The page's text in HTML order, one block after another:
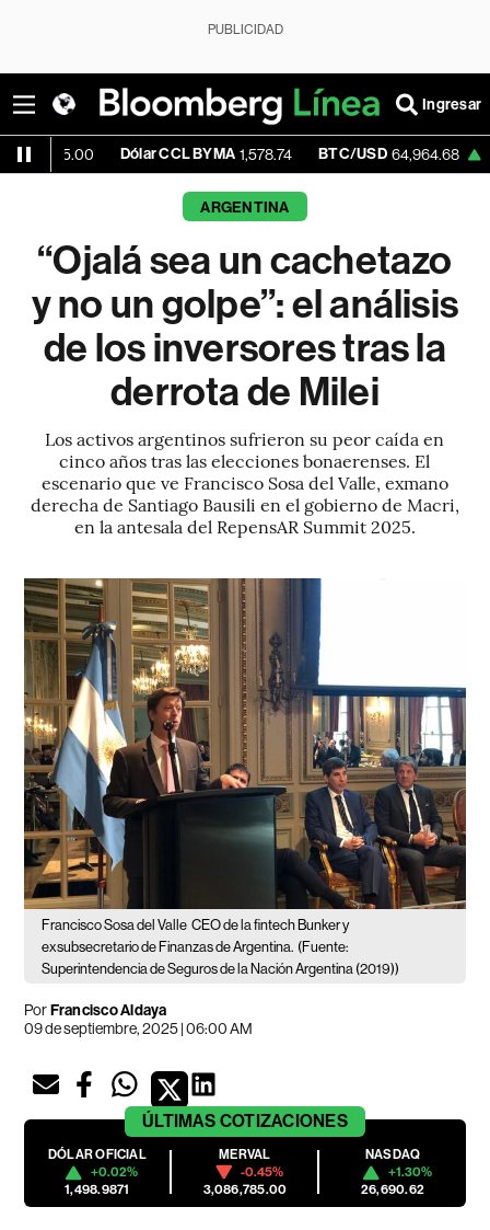
PUBLICIDAD
Ingresar
Dólar CCL BYMA 1,578.74 BTC/USD 64,964.68 +0.05%
ARGENTINA
“Ojalá sea un cachetazo
y no un golpe”: el análisis
de los inversores tras la
derrota de Milei
Los activos argentinos sufrieron su peor caída en
cinco años tras las elecciones bonaerenses. El
escenario que ve Francisco Sosa del Valle, exmano
derecha de Santiago Bausili en el gobierno de Macri,
en la antesala del RepensAR Summit 2025.
Francisco Sosa del Valle CEO de la fintech Bunker y
exsubsecretario de Finanzas de Argentina. (Fuente:
Superintendencia de Seguros de la Nación Argentina (2019))
PorFrancisco Aldaya
09 de septiembre, 2025 | 06:00 AM
ÚLTIMAS COTIZACIONES
DÓLAR OFICIAL
+0.02%
1,498.9871
MERVAL
-0.45%
3,086,785.00
NASDAQ
+1.30%
26,690.62